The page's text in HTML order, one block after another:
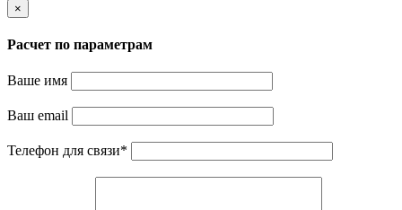
×
Расчет по параметрам
Ваше имя
Ваш email
Телефон для связи*